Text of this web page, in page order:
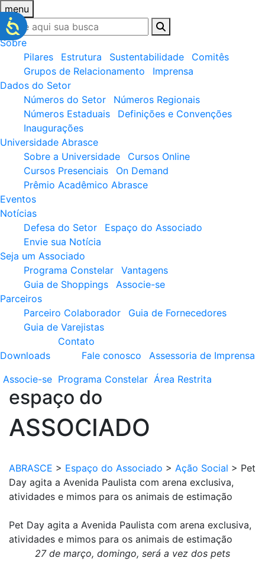
menu
Sobre
Pilares
Estrutura Sustentabilidade
Comitês
Grupos de Relacionamento
Imprensa
Dados do Setor
Números do Setor
Números Regionais
Números Estaduais
Definições e Convenções
Inaugurações
Universidade Abrasce
Sobre a Universidade
Cursos Online
Cursos Presenciais
On Demand
Prêmio Acadêmico Abrasce
Eventos
Notícias
Defesa do Setor
Espaço do Associado
Envie sua Notícia
Seja um Associado
Programa Constelar
Vantagens
Guia de Shoppings
Associe-se
Parceiros
Parceiro Colaborador
Guia de Fornecedores
Guia de Varejistas
Downloads
Contato
Fale conosco
Assessoria de Imprensa
Associe-se Programa Constelar Área Restrita
espaço do
ASSOCIADO
ABRASCE > Espaço do Associado > Ação Social > Pet
Day agita a Avenida Paulista com arena exclusiva,
atividades e mimos para os animais de estimação
Pet Day agita a Avenida Paulista com arena exclusiva,
atividades e mimos para os animais de estimação
27 de março, domingo, será a vez dos pets